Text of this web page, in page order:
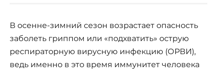
В осенне-зимний сезон возрастает опасность
заболеть гриппом или «подхватить» острую
респираторную вирусную инфекцию (ОРВИ),
ведь именно в это время иммунитет человека